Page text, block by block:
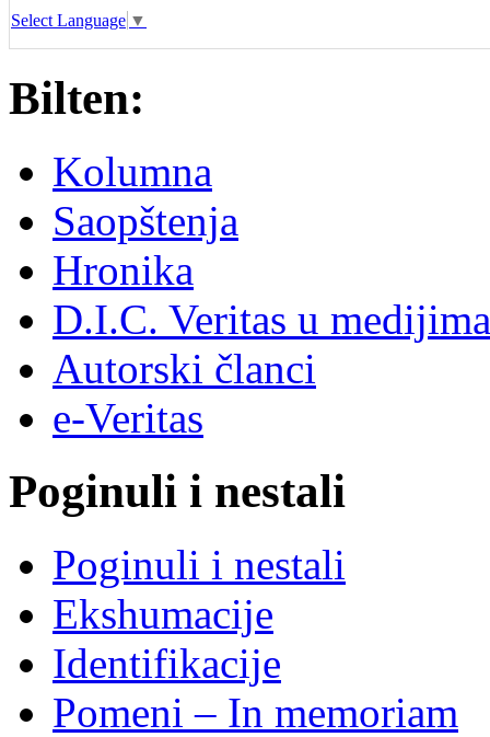
Select Language ▼
Bilten:
Kolumna
Saopštenja
Hronika
D.I.C. Veritas u medijima
Autorski članci
e-Veritas
Poginuli i nestali
Poginuli i nestali
Ekshumacije
Identifikacije
Pomeni – In memoriam